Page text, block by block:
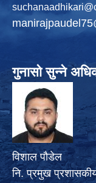
गुनासो सुन्ने
विशाल पौडेल
नि. प्रमुख